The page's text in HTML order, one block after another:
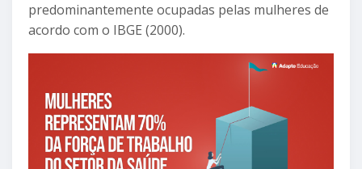
predominantemente ocupadas pelas mulheres de
acordo com o IBGE (2000).